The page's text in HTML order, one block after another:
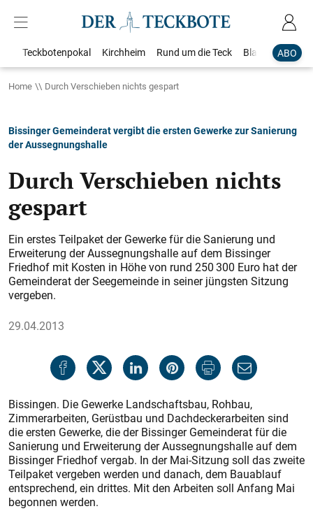
ABO
Teckbotenpokal Kirchheim Rund um die Teck Blaulicht
Home Durch Verschieben nichts gespart
Bissinger Gemeinderat vergibt die ersten Gewerke zur Sanierung
der Aussegnungshalle
Durch Verschieben nichts
gespart
Ein erstes Teilpaket der Gewerke für die Sanierung und
Erweiterung der Aussegnungshalle auf dem Bissinger
Friedhof mit Kosten in Höhe von rund 250 300 Euro hat der
Gemeinderat der Seegemeinde in seiner jüngsten Sitzung
vergeben.
29.04.2013
Bissingen. Die Gewerke Landschaftsbau, Rohbau,
Zimmerarbeiten, Gerüstbau und Dachdeckerarbeiten sind
die ersten Gewerke, die der Bissinger Gemeinderat für die
Sanierung und Erweiterung der Aussegnungshalle auf dem
Bissinger Friedhof vergab. In der Mai-Sitzung soll das zweite
Teilpaket vergeben werden und danach, dem Bauablauf
entsprechend, ein drittes. Mit den Arbeiten soll Anfang Mai
begonnen werden.